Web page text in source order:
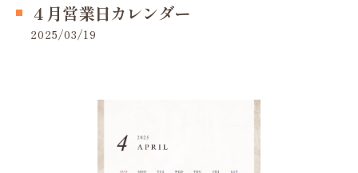
４月営業日カレンダー
2025/03/19